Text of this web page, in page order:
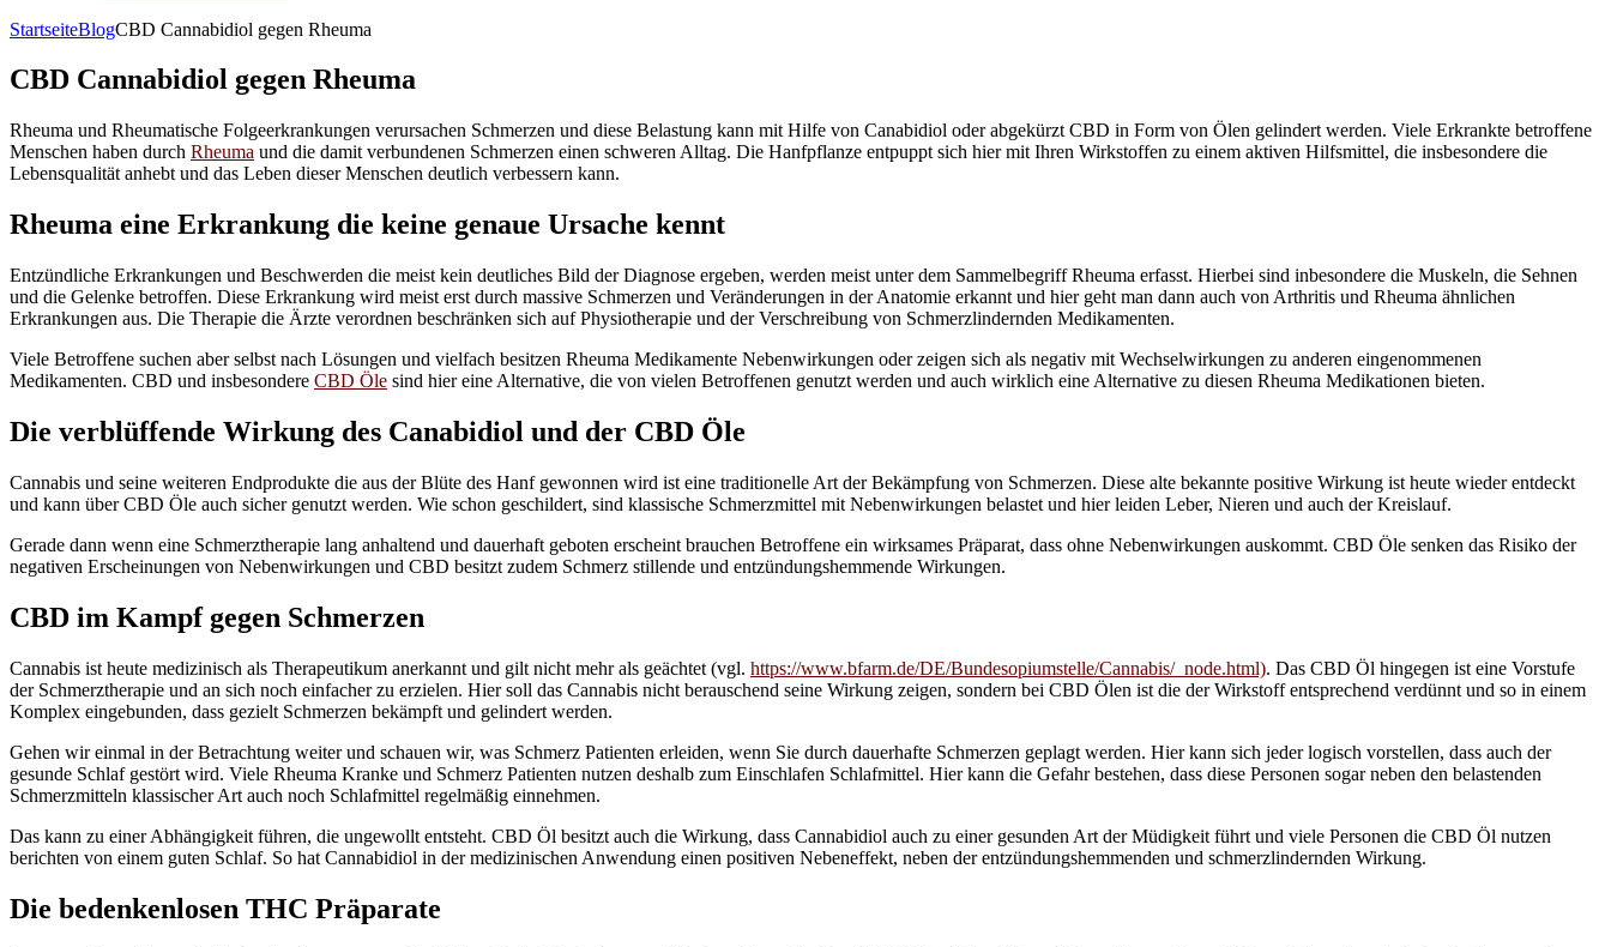
StartseiteBlogCBD Cannabidiol gegen Rheuma
CBD Cannabidiol gegen Rheuma
Rheuma und Rheumatische Folgeerkrankungen verursachen Schmerzen und diese Belastung kann mit Hilfe von Canabidiol oder abgekürzt CBD in Form von Ölen gelindert werden. Viele Erkrankte betroffene
Menschen haben durch Rheuma und die damit verbundenen Schmerzen einen schweren Alltag. Die Hanfpflanze entpuppt sich hier mit Ihren Wirkstoffen zu einem aktiven Hilfsmittel, die insbesondere die
Lebensqualität anhebt und das Leben dieser Menschen deutlich verbessern kann.
Rheuma eine Erkrankung die keine genaue Ursache kennt
Entzündliche Erkrankungen und Beschwerden die meist kein deutliches Bild der Diagnose ergeben, werden meist unter dem Sammelbegriff Rheuma erfasst. Hierbei sind inbesondere die Muskeln, die Sehnen
und die Gelenke betroffen. Diese Erkrankung wird meist erst durch massive Schmerzen und Veränderungen in der Anatomie erkannt und hier geht man dann auch von Arthritis und Rheuma ähnlichen
Erkrankungen aus. Die Therapie die Ärzte verordnen beschränken sich auf Physiotherapie und der Verschreibung von Schmerzlindernden Medikamenten.
Viele Betroffene suchen aber selbst nach Lösungen und vielfach besitzen Rheuma Medikamente Nebenwirkungen oder zeigen sich als negativ mit Wechselwirkungen zu anderen eingenommenen
Medikamenten. CBD und insbesondere CBD Öle sind hier eine Alternative, die von vielen Betroffenen genutzt werden und auch wirklich eine Alternative zu diesen Rheuma Medikationen bieten.
Die verblüffende Wirkung des Canabidiol und der CBD Öle
Cannabis und seine weiteren Endprodukte die aus der Blüte des Hanf gewonnen wird ist eine traditionelle Art der Bekämpfung von Schmerzen. Diese alte bekannte positive Wirkung ist heute wieder entdeckt
und kann über CBD Öle auch sicher genutzt werden. Wie schon geschildert, sind klassische Schmerzmittel mit Nebenwirkungen belastet und hier leiden Leber, Nieren und auch der Kreislauf.
Gerade dann wenn eine Schmerztherapie lang anhaltend und dauerhaft geboten erscheint brauchen Betroffene ein wirksames Präparat, dass ohne Nebenwirkungen auskommt. CBD Öle senken das Risiko der
negativen Erscheinungen von Nebenwirkungen und CBD besitzt zudem Schmerz stillende und entzündungshemmende Wirkungen.
CBD im Kampf gegen Schmerzen
Cannabis ist heute medizinisch als Therapeutikum anerkannt und gilt nicht mehr als geächtet (vgl. https://www.bfarm.de/DE/Bundesopiumstelle/Cannabis/_node.html). Das CBD Öl hingegen ist eine Vorstufe
der Schmerztherapie und an sich noch einfacher zu erzielen. Hier soll das Cannabis nicht berauschend seine Wirkung zeigen, sondern bei CBD Ölen ist die der Wirkstoff entsprechend verdünnt und so in einem
Komplex eingebunden, dass gezielt Schmerzen bekämpft und gelindert werden.
Gehen wir einmal in der Betrachtung weiter und schauen wir, was Schmerz Patienten erleiden, wenn Sie durch dauerhafte Schmerzen geplagt werden. Hier kann sich jeder logisch vorstellen, dass auch der
gesunde Schlaf gestört wird. Viele Rheuma Kranke und Schmerz Patienten nutzen deshalb zum Einschlafen Schlafmittel. Hier kann die Gefahr bestehen, dass diese Personen sogar neben den belastenden
Schmerzmitteln klassischer Art auch noch Schlafmittel regelmäßig einnehmen.
Das kann zu einer Abhängigkeit führen, die ungewollt entsteht. CBD Öl besitzt auch die Wirkung, dass Cannabidiol auch zu einer gesunden Art der Müdigkeit führt und viele Personen die CBD Öl nutzen
berichten von einem guten Schlaf. So hat Cannabidiol in der medizinischen Anwendung einen positiven Nebeneffekt, neben der entzündungshemmenden und schmerzlindernden Wirkung.
Die bedenkenlosen THC Präparate